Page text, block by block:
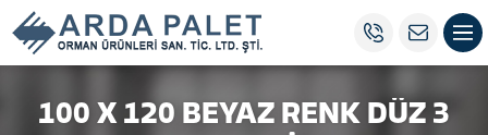
100 X 120 BEYAZ RENK DÜZ 3